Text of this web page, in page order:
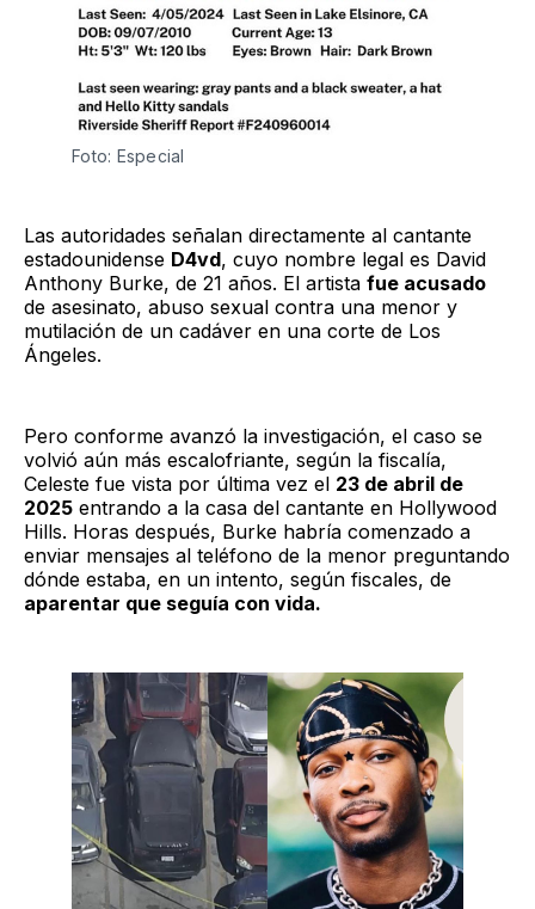
Foto: Especial
Las autoridades señalan directamente al cantante
estadounidense D4vd, cuyo nombre legal es David
Anthony Burke, de 21 años. El artista fue acusado
de asesinato, abuso sexual contra una menor y
mutilación de un cadáver en una corte de Los
Ángeles.
Pero conforme avanzó la investigación, el caso se
volvió aún más escalofriante, según la fiscalía,
Celeste fue vista por última vez el 23 de abril de
2025 entrando a la casa del cantante en Hollywood
Hills. Horas después, Burke habría comenzado a
enviar mensajes al teléfono de la menor preguntando
dónde estaba, en un intento, según fiscales, de
aparentar que seguía con vida.